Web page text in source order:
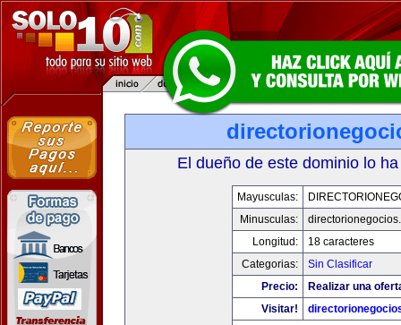
El dueño de este dominio lo
Mayusculas:
Minusculas:
Longitud:
18 caracteres
Categorias:
Sin Clasificar
Precio:
Realizar una
Visitar!